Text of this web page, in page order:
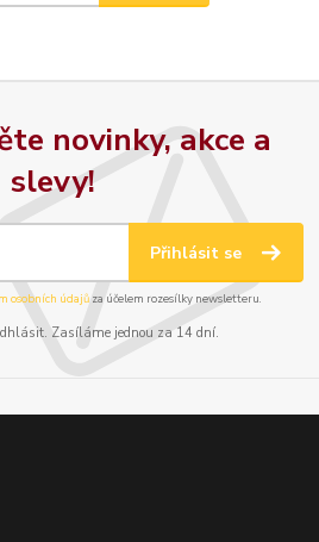
novinky, akce a
slevy!
Přihlásit se
osobních údajůza účelem rozesílky newsletteru.
Zasíláme jednou za 14 dní.